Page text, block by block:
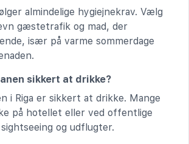
almindelige hygiejnekrav. Vælg
gæstetrafik og mad, der
især på varme sommerdage
sikkert at drikke?
i Riga er sikkert at drikke. Mange
på hotellet eller ved offentlige
og udflugter.